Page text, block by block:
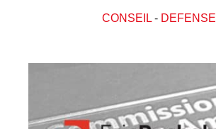
CONSEIL- DEFENSE